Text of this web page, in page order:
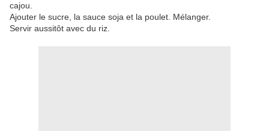
cajou.
Ajouter le sucre, la sauce soja et la poulet. Mélanger.
Servir aussitôt avec du riz.